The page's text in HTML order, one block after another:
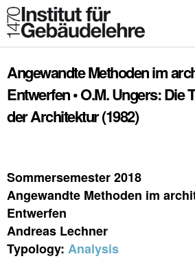
Angewandte Methoden im
Entwerfen • O.M. Ungers: Die
der Architektur (1982)
Sommersemester 2018
Angewandte Methoden im
Entwerfen
Andreas Lechner
Typology: Analysis